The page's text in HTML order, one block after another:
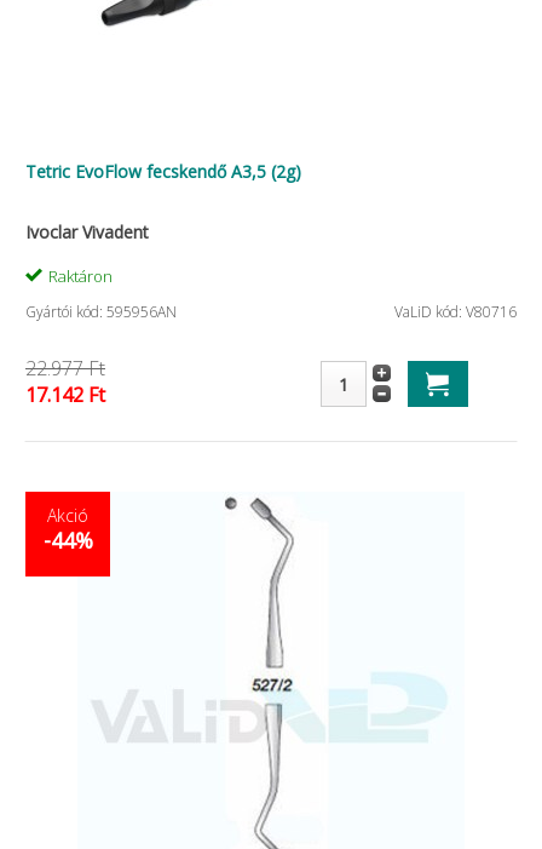
Tetric EvoFlow fecskendő A3,5 (2g)
Ivoclar Vivadent
Raktáron
Gyártói kód: 595956AN VaLiD kód: V80716
22.977 Ft
17.142 Ft
Akció
-44%